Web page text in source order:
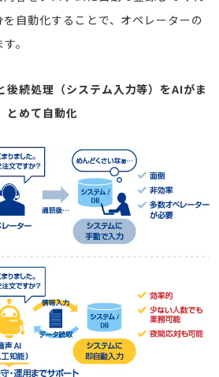
自動化することで、オペレーターの
。
後続処理（システム入力等）をAIがま
とめて自動化